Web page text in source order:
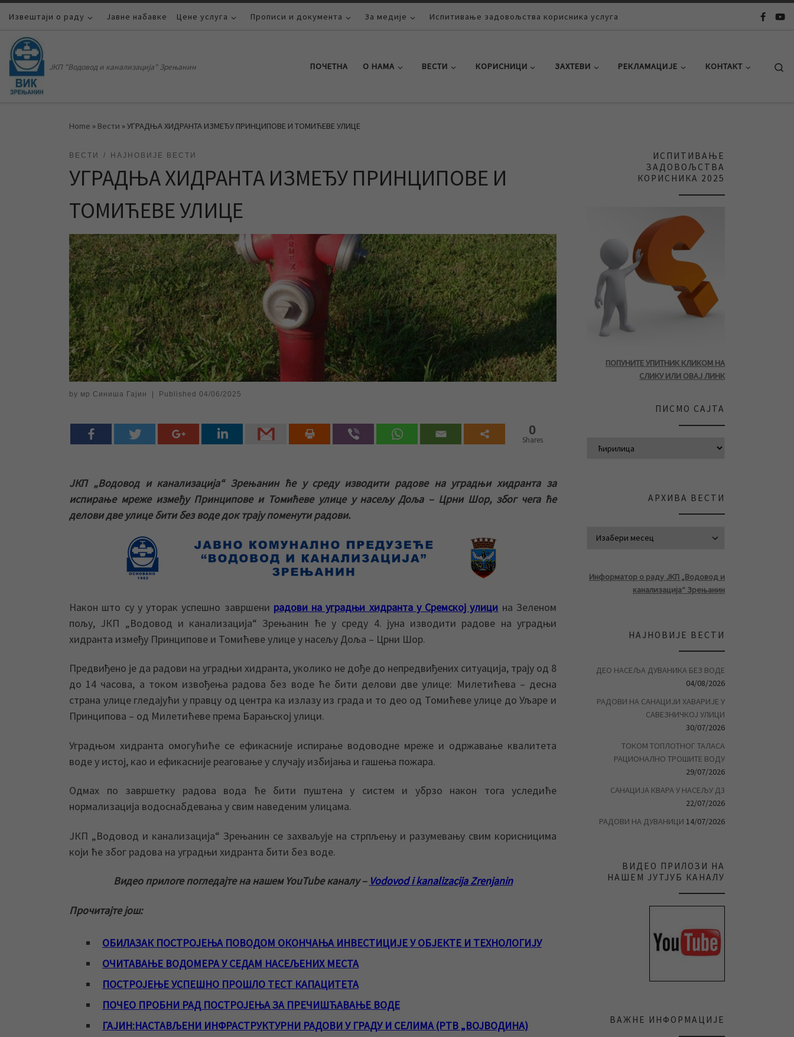
Skip to content
Извештаји о раду Јавне набавке Цене услуга Прописи и документа За медије Испитивање задовољства корисника услуга
ЈКП "Водовод и канализација" Зрењанин ПОЧЕТНА О НАМА ВЕСТИ КОРИСНИЦИ ЗАХТЕВИ РЕКЛАМАЦИЈЕ КОНТАКТ
Home » Вести »УГРАДЊА ХИДРАНТА ИЗМЕЂУ ПРИНЦИПОВЕ И ТОМИЋЕВЕ УЛИЦЕ
ВЕСТИ НАЈНОВИЈЕ ВЕСТИ
УГРАДЊА ХИДРАНТА ИЗМЕЂУ ПРИНЦИПОВЕ И
ТОМИЋЕВЕ УЛИЦЕ
by мр Синиша Гајин Published 04/06/2025
0
Shares
ЈКП „Водовод и канализација“ Зрењанин ће у среду изводити радове на уградњи хидранта за
испирање мреже између Принципове и Томићеве улице у насељу Доља – Црни Шор, због чега ће
делови две улице бити без воде док трају поменути радови.
Након што су у уторак успешно завршени радови на уградњи хидранта у Сремској улици на Зеленом
пољу, ЈКП „Водовод и канализација“ Зрењанин ће у среду 4. јуна изводити радове на уградњи
хидранта између Принципове и Томићеве улице у насељу Доља – Црни Шор.
Предвиђено је да радови на уградњи хидранта, уколико не дође до непредвиђених ситуација, трају од 8
до 14 часова, а током извођења радова без воде ће бити делови две улице: Милетићева – десна
страна улице гледајући у правцу од центра ка излазу из града и то део од Томићеве улице до Уљаре и
Принципова – од Милетићеве према Барањској улици.
Уградњом хидранта омогућиће се ефикасније испирање водоводне мреже и одржавање квалитета
воде у истој, као и ефикасније реаговање у случају избијања и гашења пожара.
Одмах по завршетку радова вода ће бити пуштена у систем и убрзо након тога уследиће
нормализација водоснабдевања у свим наведеним улицама.
ЈКП „Водовод и канализација“ Зрењанин се захваљује на стрпљењу и разумевању свим корисницима
који ће због радова на уградњи хидранта бити без воде.
Видео прилоге погледајте на нашем YouTube каналу – Vodovod i kanalizacija Zrenjanin
Прочитајте још:
ОБИЛАЗАК ПОСТРОЈЕЊА ПОВОДОМ ОКОНЧАЊА ИНВЕСТИЦИЈЕ У ОБЈЕКТЕ И ТЕХНОЛОГИЈУ
ОЧИТАВАЊЕ ВОДОМЕРА У СЕДАМ НАСЕЉЕНИХ МЕСТА
ПОСТРОЈЕЊЕ УСПЕШНО ПРОШЛО ТЕСТ КАПАЦИТЕТА
ПОЧЕО ПРОБНИ РАД ПОСТРОЈЕЊА ЗА ПРЕЧИШЋАВАЊЕ ВОДЕ
ГАЈИН:НАСТАВЉЕНИ ИНФРАСТРУКТУРНИ РАДОВИ У ГРАДУ И СЕЛИМА (РТВ „ВОЈВОДИНА)
ИСПИТИВАЊЕ
ЗАДОВОЉСТВА
КОРИСНИКА 2025
ПОПУНИТЕ УПИТНИК КЛИКОМ НА
СЛИКУ ИЛИ ОВАЈ ЛИНК
ПИСМО САЈТА
АРХИВА ВЕСТИ
Информатор о раду ЈКП „Водовод и
канализација“ Зрењанин
НАЈНОВИЈЕ ВЕСТИ
ДЕО НАСЕЉА ДУВАНИКА БЕЗ ВОДЕ
04/08/2026
РАДОВИ НА САНАЦИЈИ ХАВАРИЈЕ У
САВЕЗНИЧКОЈ УЛИЦИ
30/07/2026
ТОКОМ ТОПЛОТНОГ ТАЛАСА
РАЦИОНАЛНО ТРОШИТЕ ВОДУ
29/07/2026
САНАЦИЈА КВАРА У НАСЕЉУ Д3
22/07/2026
РАДОВИ НА ДУВАНИЦИ 14/07/2026
ВИДЕО ПРИЛОЗИ НА
НАШЕМ ЈУТЈУБ КАНАЛУ
ВАЖНЕ ИНФОРМАЦИЈЕ